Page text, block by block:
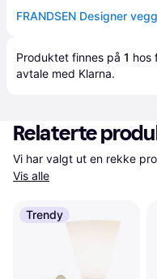
Produktet finnes på 1 hos
avtale med Klarna.
Relaterte
Vis alle
Trendy